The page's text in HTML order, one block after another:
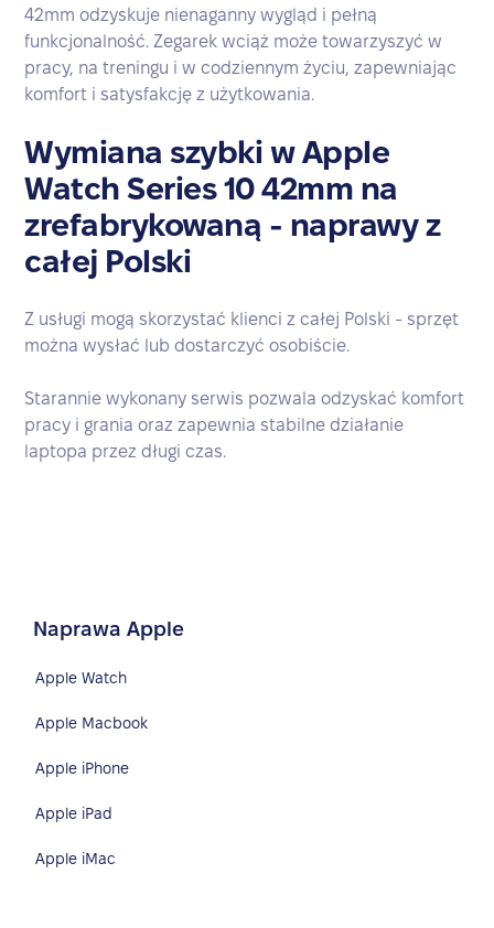
42mm odzyskuje nienaganny wygląd i pełną
funkcjonalność. Zegarek wciąż może towarzyszyć w
pracy, na treningu i w codziennym życiu, zapewniając
komfort i satysfakcję z użytkowania.
Wymiana szybki w Apple
Watch Series 10 42mm na
zrefabrykowaną - naprawy z
całej Polski
Z usługi mogą skorzystać klienci z całej Polski - sprzęt
można wysłać lub dostarczyć osobiście.
Starannie wykonany serwis pozwala odzyskać komfort
pracy i grania oraz zapewnia stabilne działanie
laptopa przez długi czas.
Naprawa Apple
Apple Watch
Apple Macbook
Apple iPhone
Apple iPad
Apple iMac